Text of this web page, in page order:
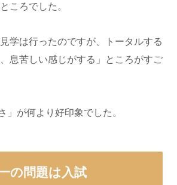
ころでした。
学は行ったのですが、トータルする
息苦しい感じがする」ところがすご
」が何より好印象でした。
の問題は入試